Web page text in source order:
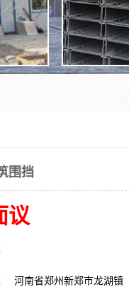
围挡
议
河南省郑州新郑市龙湖镇